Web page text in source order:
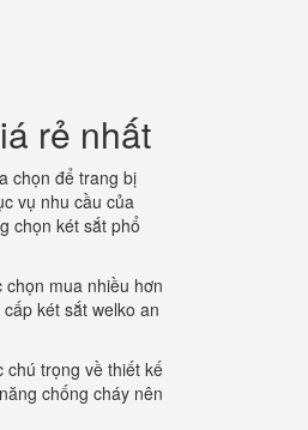
rẻ nhất
chọn để trang bị
vụ nhu cầu của
chọn két sắt phổ
mua nhiều hơn
két sắt welko an
chú trọng về thiết kế
chống cháy nên